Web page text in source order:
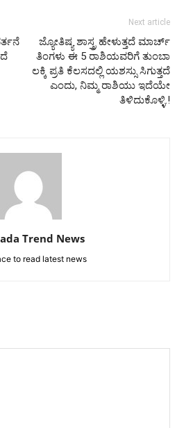
Next article
ಜ್ಯೋತಿಷ್ಯ ಶಾಸ್ತ್ರ ಹೇಳುತ್ತದೆ ಮಾರ್ಚ್
ತಿಂಗಳು ಈ 5 ರಾಶಿಯವರಿಗೆ ತುಂಬಾ
ಲಕ್ಕಿ ಪ್ರತಿ ಕೆಲಸದಲ್ಲಿ ಯಶಸ್ಸು ಸಿಗುತ್ತದೆ
ಎಂದು, ನಿಮ್ಮ ರಾಶಿಯು ಇದೆಯೇ
ತಿಳಿದುಕೊಳ್ಳಿ.!
Trend News
to read latest news